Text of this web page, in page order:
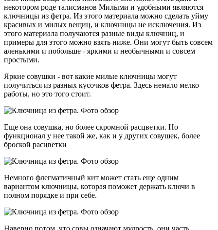
некотором роде талисманов Милыми и удобными являются
ключницы из фетра. Из этого материала можно сделать уйму
красивых и милых вещиц, и ключницы не исключения. Из
этого материала получаются разные виды ключниц, и
примеры для этого можно взять ниже. Они могут быть совсем
аленькими и побольше - яркими и необычными и совсем
простыми.
Яркие совушки - вот какие милые ключницы могут
получиться из разных кусочков фетра. Здесь немало мелко
работы, но это того стоит.
Еще она совушка, но более скромной расцветки. Но
функционал у нее такой же, как и у других совушек, более
броской расцветки
Немного флегматичный кит может стать еще одним
вариантом ключницы, которая поможет держать ключи в
полном порядке и при себе.
Наверно потом, что совы означают мудрость, они часть